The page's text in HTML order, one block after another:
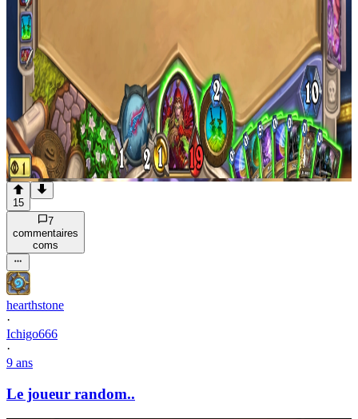
15
7
commentaires
coms
hearthstone
·
Ichigo666
·
9 ans
Le joueur random..